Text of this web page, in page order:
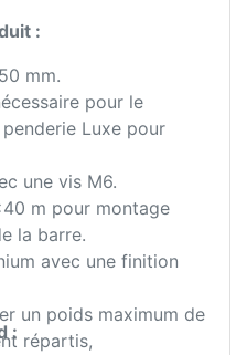
:
mm.
pour le
Luxe pour
une vis M6.
m pour montage
la barre.
avec une finition
un poids maximum de
répartis,
: